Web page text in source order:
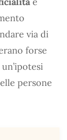
via di
forse
persone